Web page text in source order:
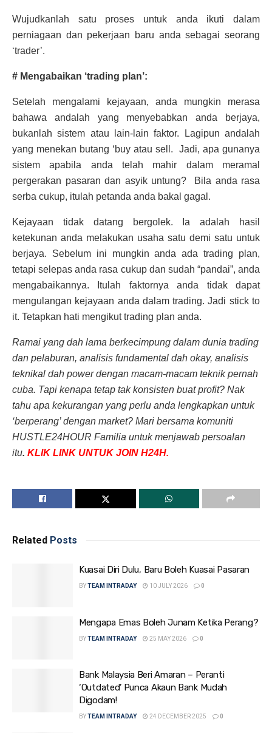
Wujudkanlah satu proses untuk anda ikuti dalam
perniagaan dan pekerjaan baru anda sebagai seorang
‘trader’.
# Mengabaikan ‘trading plan’:
Setelah mengalami kejayaan, anda mungkin merasa
bahawa andalah yang menyebabkan anda berjaya,
bukanlah sistem atau lain-lain faktor. Lagipun andalah
yang menekan butang ‘buy atau sell. Jadi, apa gunanya
sistem apabila anda telah mahir dalam meramal
pergerakan pasaran dan asyik untung? Bila anda rasa
serba cukup, itulah petanda anda bakal gagal.
Kejayaan tidak datang bergolek. Ia adalah hasil
ketekunan anda melakukan usaha satu demi satu untuk
berjaya. Sebelum ini mungkin anda ada trading plan,
tetapi selepas anda rasa cukup dan sudah “pandai”, anda
mengabaikannya. Itulah faktornya anda tidak dapat
mengulangan kejayaan anda dalam trading. Jadi stick to
it. Tetapkan hati mengikut trading plan anda.
Ramai yang dah lama berkecimpung dalam dunia trading
dan pelaburan, analisis fundamental dah okay, analisis
teknikal dah power dengan macam-macam teknik pernah
cuba. Tapi kenapa tetap tak konsisten buat profit? Nak
tahu apa kekurangan yang perlu anda lengkapkan untuk
‘berperang’ dengan market? Mari bersama komuniti
HUSTLE24HOUR Familia untuk menjawab persoalan
itu. KLIK LINK UNTUK JOIN H24H.
Related Posts
Kuasai Diri Dulu, Baru Boleh Kuasai Pasaran
BYTEAM INTRADAY 10 JULY 2026 0
Mengapa Emas Boleh Junam Ketika Perang?
BYTEAM INTRADAY 25 MAY 2026 0
Bank Malaysia Beri Amaran – Peranti
‘Outdated’ Punca Akaun Bank Mudah
Digodam!
BYTEAM INTRADAY 24 DECEMBER 2025 0